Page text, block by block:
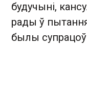
будучыні,
рады ў
былы